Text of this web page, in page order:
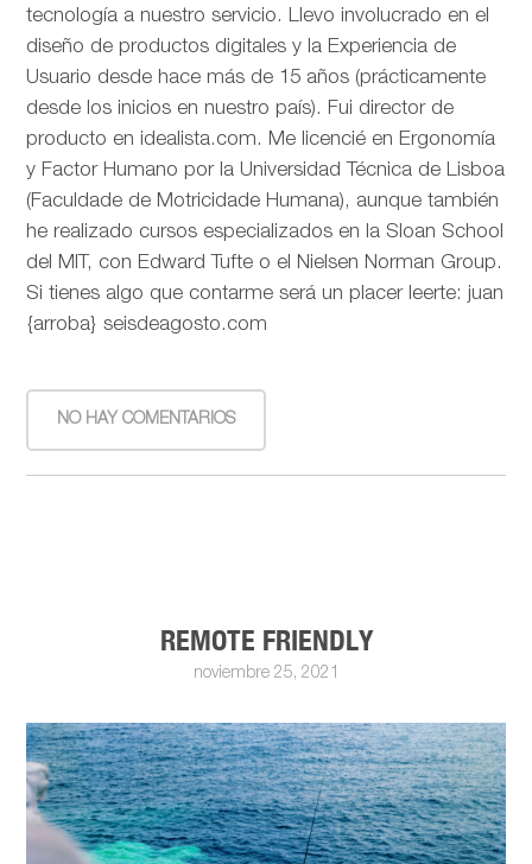
tecnología a nuestro servicio. Llevo involucrado en el
diseño de productos digitales y la Experiencia de
Usuario desde hace más de 15 años (prácticamente
desde los inicios en nuestro país). Fui director de
producto en idealista.com. Me licencié en Ergonomía
y Factor Humano por la Universidad Técnica de Lisboa
(Faculdade de Motricidade Humana), aunque también
he realizado cursos especializados en la Sloan School
del MIT, con Edward Tufte o el Nielsen Norman Group.
Si tienes algo que contarme será un placer leerte: juan
{arroba} seisdeagosto.com
NO HAY COMENTARIOS
REMOTE FRIENDLY
noviembre 25, 2021